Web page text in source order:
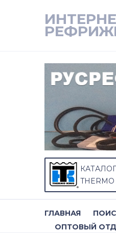
КАТАЛОГ
THERMO
ГЛАВНАЯ
ОПТОВЫЙ